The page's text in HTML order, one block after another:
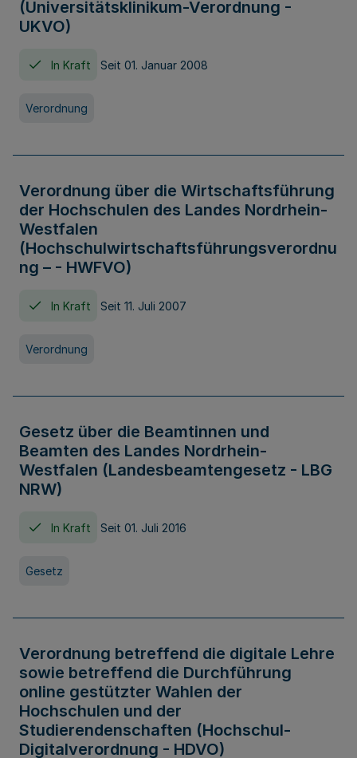
(Universitätsklinikum-Verordnung -
UKVO)
In Kraft Seit 01. Januar 2008
Verordnung
Verordnung über die Wirtschaftsführung
der Hochschulen des Landes Nordrhein-
Westfalen
(Hochschulwirtschaftsführungsverordnu
ng – - HWFVO)
In Kraft Seit 11. Juli 2007
Verordnung
Gesetz über die Beamtinnen und
Beamten des Landes Nordrhein-
Westfalen (Landesbeamtengesetz - LBG
NRW)
In Kraft Seit 01. Juli 2016
Gesetz
Verordnung betreffend die digitale Lehre
sowie betreffend die Durchführung
online gestützter Wahlen der
Hochschulen und der
Studierendenschaften (Hochschul-
Digitalverordnung - HDVO)